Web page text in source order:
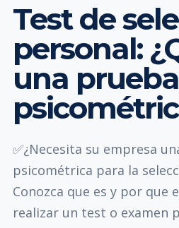
Test de
personal:
una prueba
✅¿Necesita su empresa
psicométrica para la
Conozca que es y por que
realizar un test o examen